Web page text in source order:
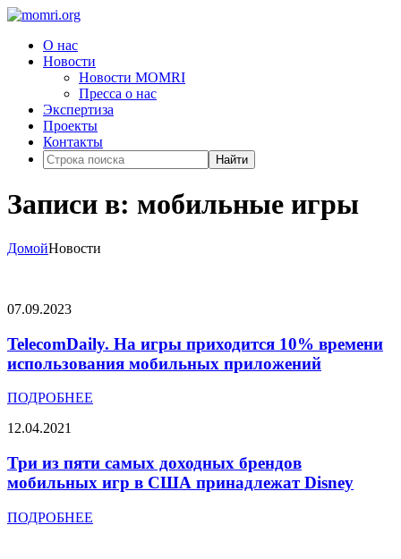
О нас
Новости
Новости MOMRI
Пресса о нас
Экспертиза
Проекты
Контакты
Найти
Записи в: мобильные игры
ДомойНовости
07.09.2023
TelecomDaily. На игры приходится 10% времени
использования мобильных приложений
ПОДРОБНЕЕ
12.04.2021
Три из пяти самых доходных брендов
мобильных игр в США принадлежат Disney
ПОДРОБНЕЕ